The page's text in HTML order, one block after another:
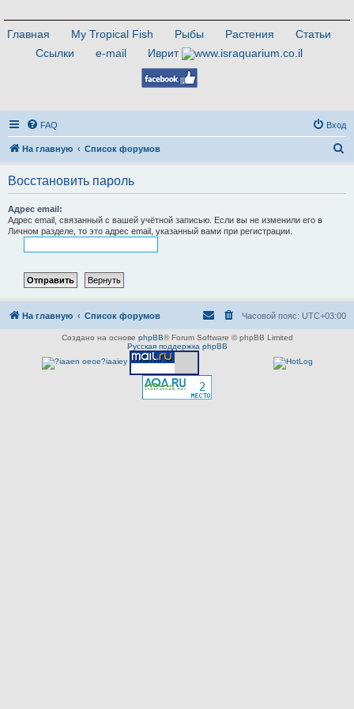
Главная My Tropical Fish Рыбы Растения
Статьи
Ссылки
e-mail Иврит
FAQ Вход
На главную Список форумов
Восстановить пароль
Адрес email:
Адрес email, связанный с вашей учётной записью. Если вы не изменили его в
Личном разделе, то это адрес email, указанный вами при регистрации.
На главную Список форумов Часовой пояс: UTC+03:00
Создано на основе phpBB® Forum Software © phpBB Limited
Русская поддержка phpBB